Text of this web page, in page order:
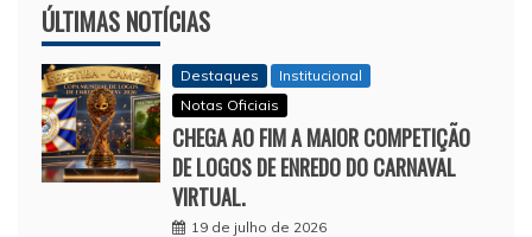
ÚLTIMAS NOTÍCIAS
Destaques
Institucional
Notas Oficiais
CHEGA AO FIM A MAIOR COMPETIÇÃO
DE LOGOS DE ENREDO DO CARNAVAL
VIRTUAL.
19 de julho de 2026